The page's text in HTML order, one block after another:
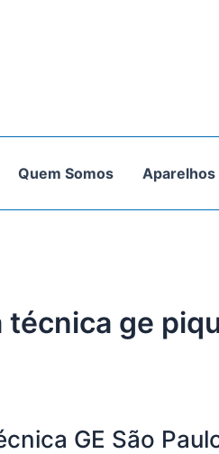
Quem Somos Aparelhos
técnica ge
GE São